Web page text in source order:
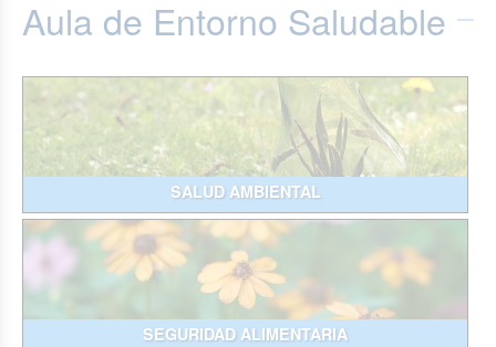
Aula de Entorno Saludable
SALUD AMBIENTAL
SEGURIDAD ALIMENTARIA